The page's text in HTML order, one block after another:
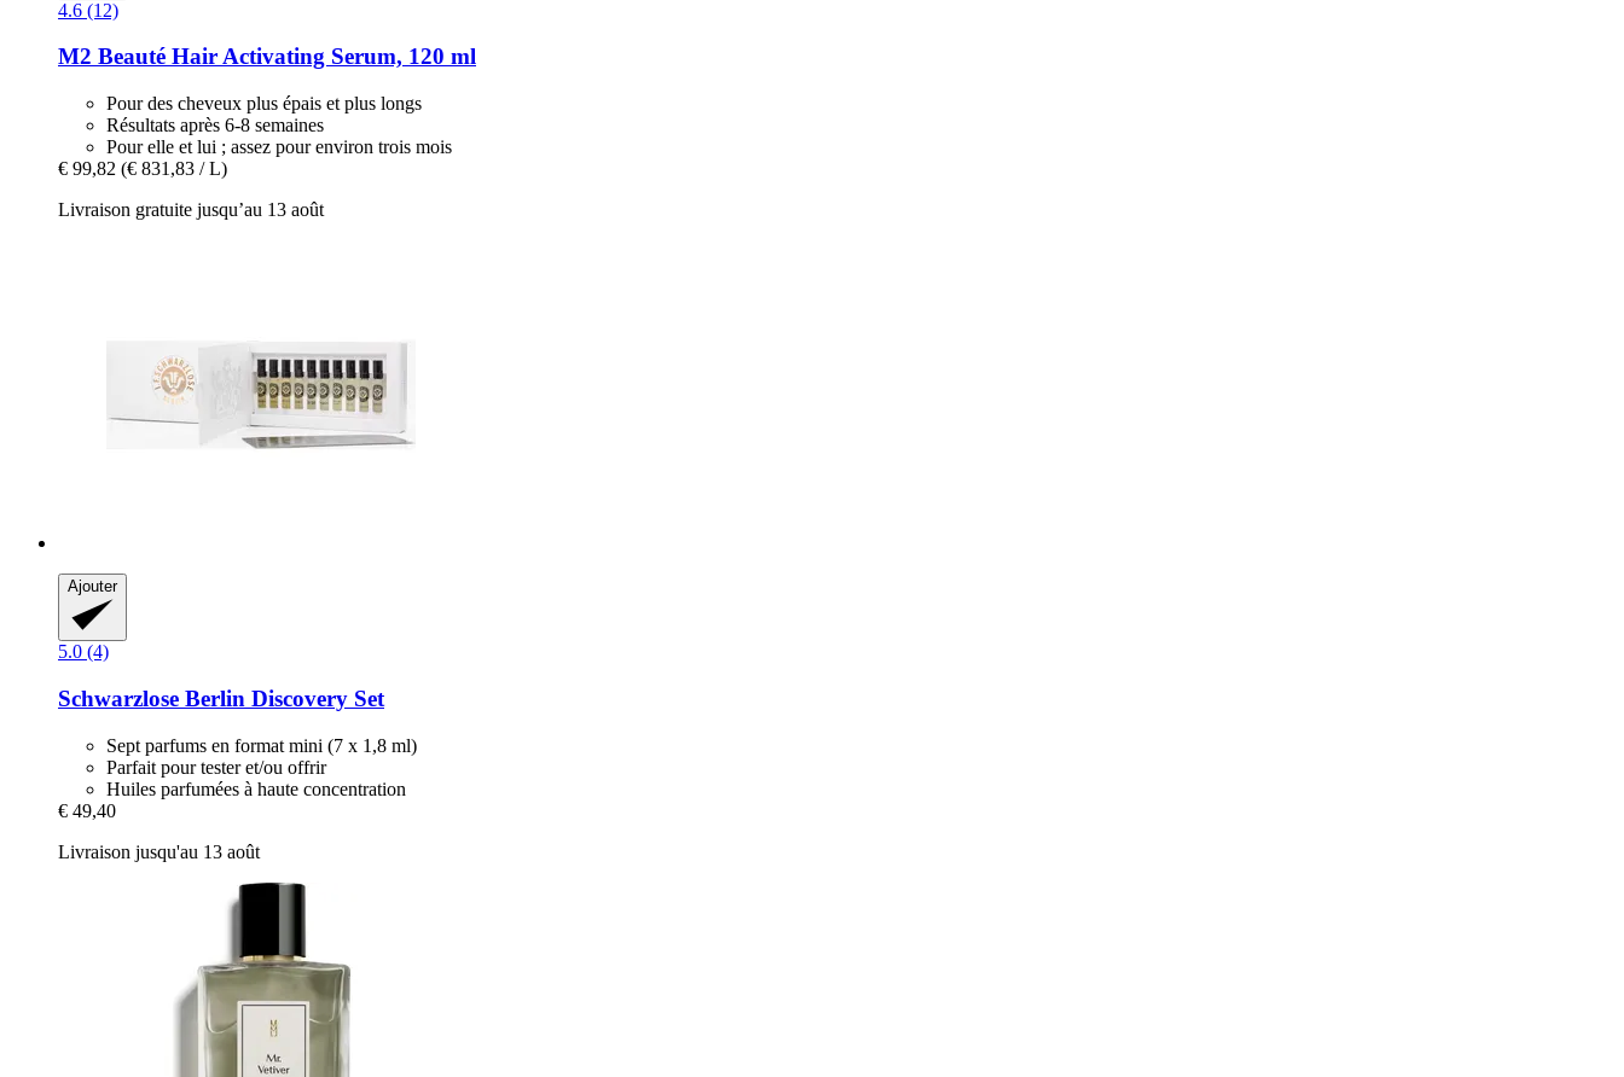
4.6 (12)
M2 Beauté Hair Activating Serum, 120 ml
Pour des cheveux plus épais et plus longs
Résultats après 6-8 semaines
Pour elle et lui ; assez pour environ trois mois
€ 99,82 (€ 831,83 / L)
Livraison gratuite jusqu’au 13 août
Ajouter
5.0 (4)
Schwarzlose Berlin Discovery Set
Sept parfums en format mini (7 x 1,8 ml)
Parfait pour tester et/ou offrir
Huiles parfumées à haute concentration
€ 49,40
Livraison jusqu'au 13 août